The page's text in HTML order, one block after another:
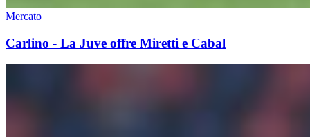
Mercato
Carlino - La Juve offre Miretti e Cabal